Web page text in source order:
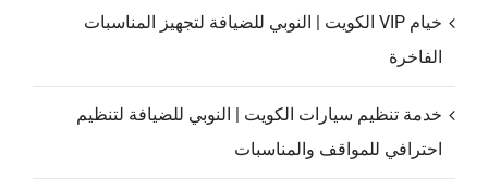
خيام VIP الكويت | النوبي للضيافة لتجهيز المناسبات
الفاخرة
خدمة تنظيم سيارات الكويت | النوبي للضيافة لتنظيم
احترافي للمواقف والمناسبات